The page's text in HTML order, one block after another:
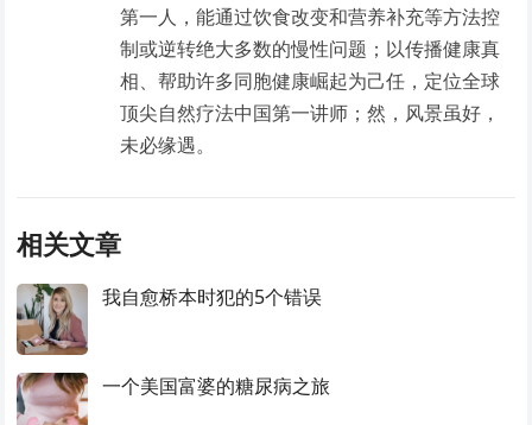
第一人，能通过饮食改变和营养补充等方法控
制或逆转绝大多数的慢性问题；以传播健康真
相、帮助许多同胞健康崛起为己任，定位全球
顶尖自然疗法中国第一讲师；然，风景虽好，
未必缘遇。
相关文章
我自愈桥本时犯的5个错误
一个美国富婆的糖尿病之旅